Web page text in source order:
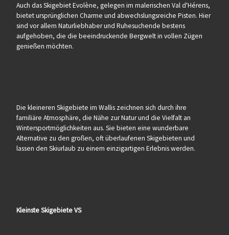
Auch das Skigebiet Evolène, gelegen im malerischen Val d'Hérens,
bietet ursprünglichen Charme und abwechslungsreiche Pisten. Hier
sind vor allem Naturliebhaber und Ruhesuchende bestens
aufgehoben, die die beeindruckende Bergwelt in vollen Zügen
genießen möchten.
Die kleineren Skigebiete im Wallis zeichnen sich durch ihre
familiäre Atmosphäre, die Nähe zur Natur und die Vielfalt an
Wintersportmöglichkeiten aus. Sie bieten eine wunderbare
Alternative zu den großen, oft überlaufenen Skigebieten und
lassen den Skiurlaub zu einem einzigartigen Erlebnis werden.
Kleinste Skigebiete VS